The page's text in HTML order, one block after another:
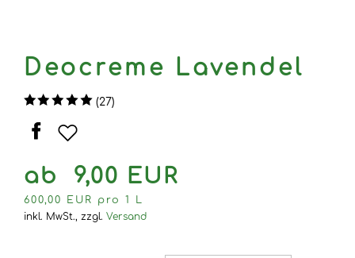
Deocreme Lavendel
(27)
ab 9,00 EUR
600,00 EUR pro 1 L
inkl. MwSt., zzgl. Versand